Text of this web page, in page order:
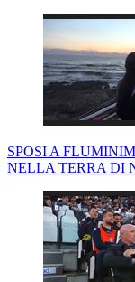
SPOSI A
NELLA TERRA DI